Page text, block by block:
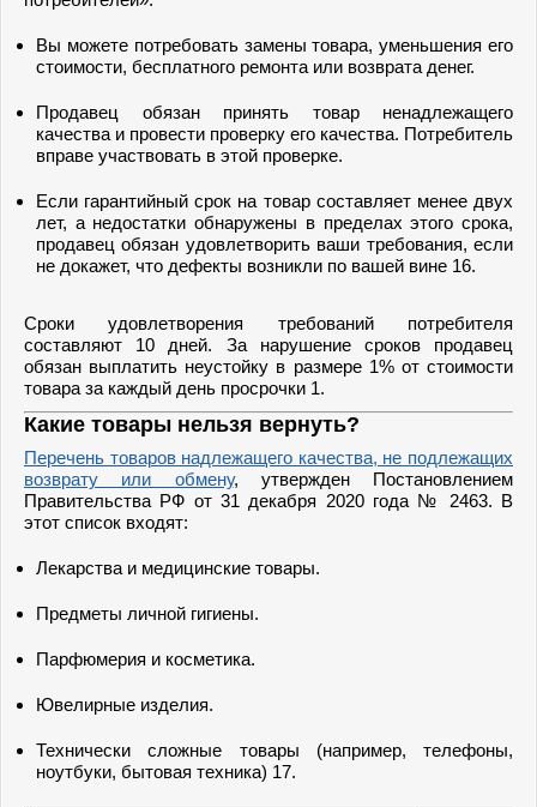
Вы можете потребовать замены товара, уменьшения его
стоимости, бесплатного ремонта или возврата денег.
Продавец обязан принять товар ненадлежащего
качества и провести проверку его качества. Потребитель
вправе участвовать в этой проверке.
Если гарантийный срок на товар составляет менее двух
лет, а недостатки обнаружены в пределах этого срока,
продавец обязан удовлетворить ваши требования, если
не докажет, что дефекты возникли по вашей вине 16.
Сроки удовлетворения требований потребителя
составляют 10 дней. За нарушение сроков продавец
обязан выплатить неустойку в размере 1% от стоимости
товара за каждый день просрочки 1.
Какие товары нельзя вернуть?
Перечень товаров надлежащего качества, не подлежащих
возврату или обмену, утвержден Постановлением
Правительства РФ от 31 декабря 2020 года № 2463. В
этот список входят:
Лекарства и медицинские товары.
Предметы личной гигиены.
Парфюмерия и косметика.
Ювелирные изделия.
Технически сложные товары (например, телефоны,
ноутбуки, бытовая техника) 17.